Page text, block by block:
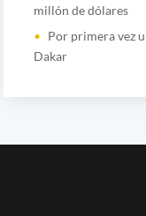
millón de dólares
Por primera vez
Dakar